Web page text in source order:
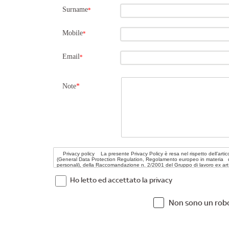
Surname*
Mobile*
Email*
Note*
Ho letto ed accettato la privacy
Non sono un